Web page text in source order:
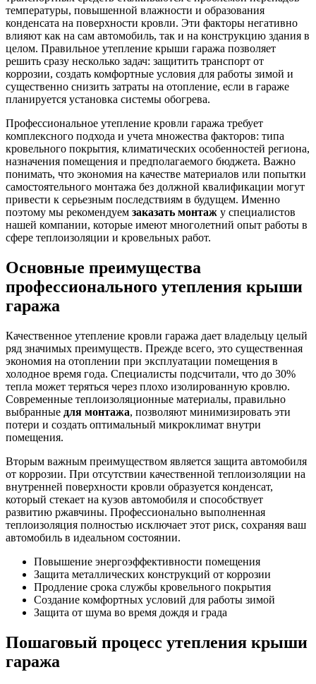
температуры, повышенной влажности и образования
конденсата на поверхности кровли. Эти факторы негативно
влияют как на сам автомобиль, так и на конструкцию здания в
целом. Правильное утепление крыши гаража позволяет
решить сразу несколько задач: защитить транспорт от
коррозии, создать комфортные условия для работы зимой и
существенно снизить затраты на отопление, если в гараже
планируется установка системы обогрева.
Профессиональное утепление кровли гаража требует
комплексного подхода и учета множества факторов: типа
кровельного покрытия, климатических особенностей региона,
назначения помещения и предполагаемого бюджета. Важно
понимать, что экономия на качестве материалов или попытки
самостоятельного монтажа без должной квалификации могут
привести к серьезным последствиям в будущем. Именно
поэтому мы рекомендуем заказать монтаж у специалистов
нашей компании, которые имеют многолетний опыт работы в
сфере теплоизоляции и кровельных работ.
Основные преимущества
профессионального утепления крыши
гаража
Качественное утепление кровли гаража дает владельцу целый
ряд значимых преимуществ. Прежде всего, это существенная
экономия на отоплении при эксплуатации помещения в
холодное время года. Специалисты подсчитали, что до 30%
тепла может теряться через плохо изолированную кровлю.
Современные теплоизоляционные материалы, правильно
выбранные для монтажа, позволяют минимизировать эти
потери и создать оптимальный микроклимат внутри
помещения.
Вторым важным преимуществом является защита автомобиля
от коррозии. При отсутствии качественной теплоизоляции на
внутренней поверхности кровли образуется конденсат,
который стекает на кузов автомобиля и способствует
развитию ржавчины. Профессионально выполненная
теплоизоляция полностью исключает этот риск, сохраняя ваш
автомобиль в идеальном состоянии.
Повышение энергоэффективности помещения
Защита металлических конструкций от коррозии
Продление срока службы кровельного покрытия
Создание комфортных условий для работы зимой
Защита от шума во время дождя и града
Пошаговый процесс утепления крыши
гаража